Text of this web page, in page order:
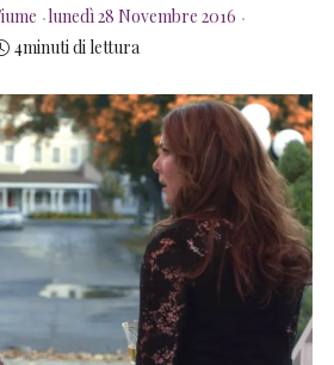
Posted
on
lunedì 28 Novembre 2016
4minuti di lettura